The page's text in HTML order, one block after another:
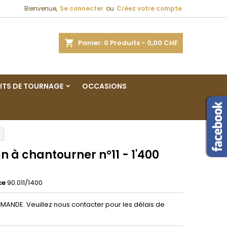
Bienvenue, Se connecter ou Créez votre compte
Panier 0 Produits - 0,00 CHF
DE TOURNAGE OCCASIONS
à chantourner n°11 - 1'400
90.011/1400
Veuillez nous contacter pour les délais de